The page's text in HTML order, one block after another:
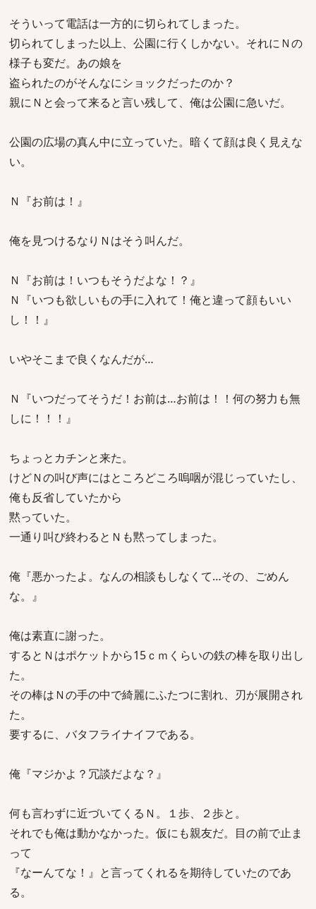
そういって電話は一方的に切られてしまった。
切られてしまった以上、公園に行くしかない。それにＮの
様子も変だ。あの娘を
盗られたのがそんなにショックだったのか？
親にＮと会って来ると言い残して、俺は公園に急いだ。
公園の広場の真ん中に立っていた。暗くて顔は良く見えな
い。
Ｎ『お前は！』
俺を見つけるなりＮはそう叫んだ。
Ｎ『お前は！いつもそうだよな！？』
Ｎ『いつも欲しいもの手に入れて！俺と違って顔もいい
し！！』
いやそこまで良くなんだが…
Ｎ『いつだってそうだ！お前は…お前は！！何の努力も無
しに！！！』
ちょっとカチンと来た。
けどＮの叫び声にはところどころ嗚咽が混じっていたし、
俺も反省していたから
黙っていた。
一通り叫び終わるとＮも黙ってしまった。
俺『悪かったよ。なんの相談もしなくて…その、ごめん
な。』
俺は素直に謝った。
するとＮはポケットから15ｃｍくらいの鉄の棒を取り出し
た。
その棒はＮの手の中で綺麗にふたつに割れ、刃が展開され
た。
要するに、バタフライナイフである。
俺『マジかよ？冗談だよな？』
何も言わずに近づいてくるＮ。１歩、２歩と。
それでも俺は動かなかった。仮にも親友だ。目の前で止ま
って
『なーんてな！』と言ってくれるを期待していたのであ
る。